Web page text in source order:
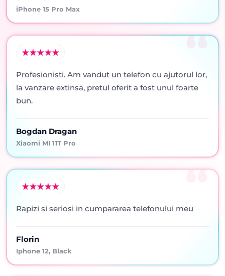
iPhone 15 Pro Max
Profesionisti. Am vandut un telefon cu ajutorul lor,
la vanzare extinsa, pretul oferit a fost unul foarte
bun.
Bogdan Dragan
Xiaomi MI 11T Pro
Rapizi si seriosi in cumpararea telefonului meu
Florin
Iphone 12, Black